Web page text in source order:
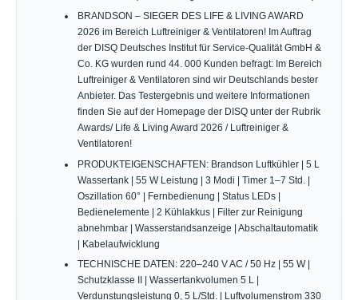
BRANDSON – SIEGER DES LIFE & LIVING AWARD
2026 im Bereich Luftreiniger & Ventilatoren! Im Auftrag
der DISQ Deutsches Institut für Service-Qualität GmbH &
Co. KG wurden rund 44. 000 Kunden befragt: Im Bereich
Luftreiniger & Ventilatoren sind wir Deutschlands bester
Anbieter. Das Testergebnis und weitere Informationen
finden Sie auf der Homepage der DISQ unter der Rubrik
Awards/ Life & Living Award 2026 / Luftreiniger &
Ventilatoren!
PRODUKTEIGENSCHAFTEN: Brandson Luftkühler | 5 L
Wassertank | 55 W Leistung | 3 Modi | Timer 1–7 Std. |
Oszillation 60° | Fernbedienung | Status LEDs |
Bedienelemente | 2 Kühlakkus | Filter zur Reinigung
abnehmbar | Wasserstandsanzeige | Abschaltautomatik
| Kabelaufwicklung
TECHNISCHE DATEN: 220–240 V AC / 50 Hz | 55 W |
Schutzklasse II | Wassertankvolumen 5 L |
Verdunstungsleistung 0, 5 L/Std. | Luftvolumenstrom 330